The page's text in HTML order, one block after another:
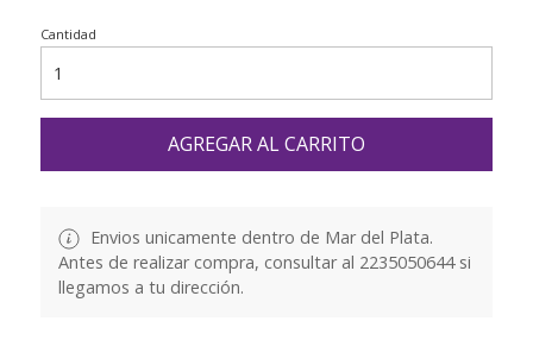
Cantidad
AGREGAR AL CARRITO
Envios unicamente dentro de Mar del Plata.
Antes de realizar compra, consultar al 2235050644 si
llegamos a tu dirección.